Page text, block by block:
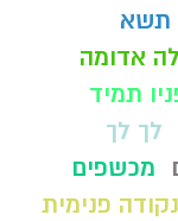
תשא
אדומה
תמיד
לך לך
מכשפים
נקודה פנימית